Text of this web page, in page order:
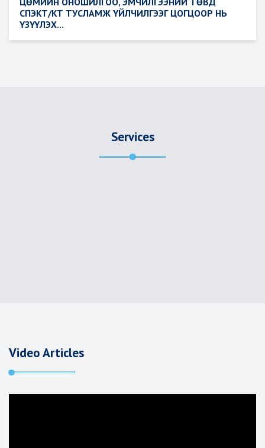
СПЭКТ/КТ ТУСЛАМЖ ҮЙЛЧИЛГЭЭГ ЦОГЦООР НЬ
ҮЗҮҮЛЭХ...
Services
Video Articles